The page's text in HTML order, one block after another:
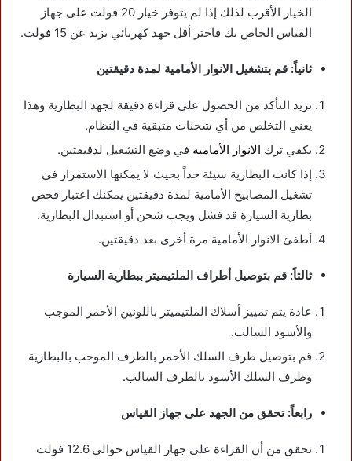
الخيار الأقرب لذلك إذا لم يتوفر خيار 20 فولت على جهاز
القياس الخاص بك فاختر أقل جهد كهربائي يزيد عن 15 فولت.
ثانياً: قم بتشغيل الانوار الأمامية لمدة دقيقتين
تريد التأكد من الحصول على قراءة دقيقة لجهد البطارية وهذا
يعني التخلص من أي شحنات متبقية في النظام.
يكفي ترك الانوار الأمامية في وضع التشغيل لدقيقتين.
إذا كانت البطارية سيئة جداً بحيث لا يمكنها الاستمرار في
تشغيل المصابيح الأمامية لمدة دقيقتين يمكنك اعتبار فحص
بطارية السيارة قد فشل ويجب شحن أو استبدال البطارية.
أطفئ الانوار الأمامية مرة أخرى بعد دقيقتين.
ثالثاً: قم بتوصيل أطراف الملتيميتر ببطارية السيارة
عادة يتم تمييز أسلاك الملتيميتر باللونين الأحمر الموجب
والأسود السالب.
قم بتوصيل طرف السلك الأحمر بالطرف الموجب بالبطارية
وطرف السلك الأسود بالطرف السالب.
رابعاً: تحقق من الجهد على جهاز القياس
تحقق من أن القراءة على جهاز القياس حوالي 12.6 فولت